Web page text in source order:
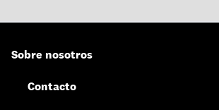
Sobre nosotros
Contacto